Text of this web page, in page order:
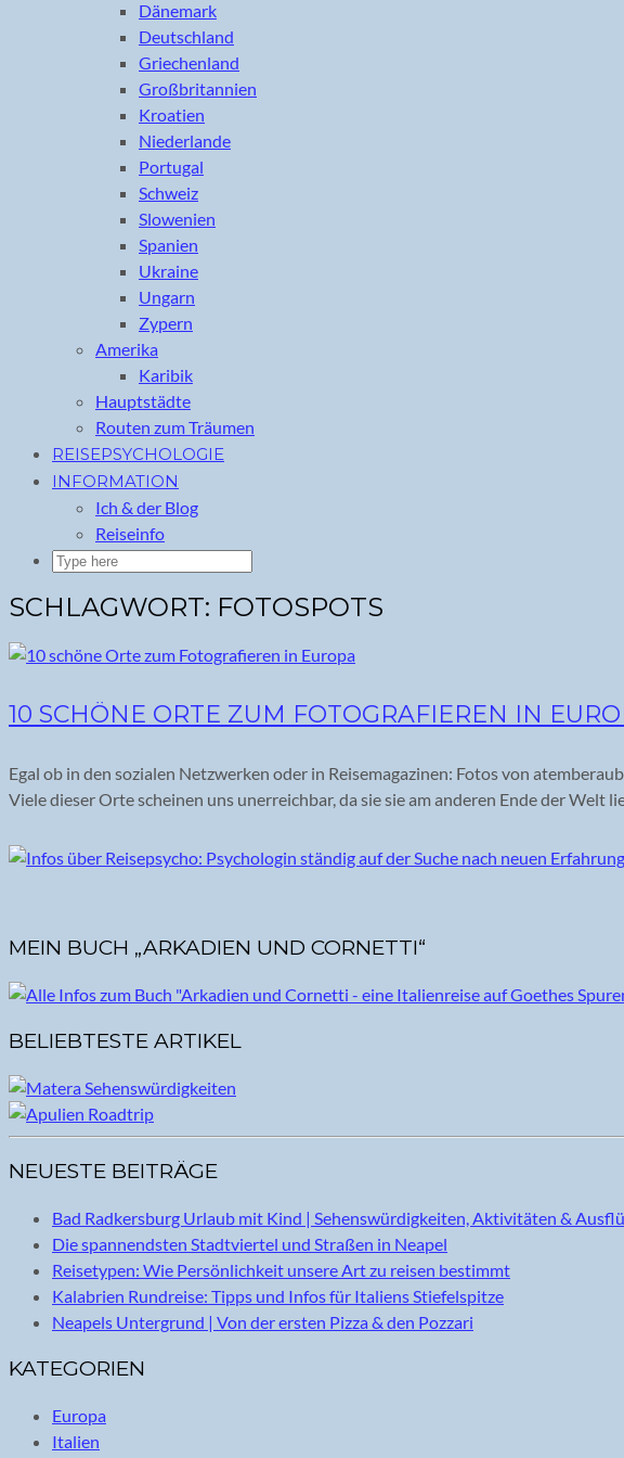
Dänemark
Deutschland
Griechenland
Großbritannien
Kroatien
Niederlande
Portugal
Schweiz
Slowenien
Spanien
Ukraine
Ungarn
Zypern
Amerika
Karibik
Hauptstädte
Routen zum Träumen
REISEPSYCHOLOGIE
INFORMATION
Ich & der Blog
Reiseinfo
SCHLAGWORT: FOTOSPOTS
10 SCHÖNE ORTE ZUM FOTOGRAFIEREN IN
Egal ob in den sozialen Netzwerken oder in Reisemagazinen: Fotos von
Viele dieser Orte scheinen uns unerreichbar, da sie sie am anderen Ende der Welt
MEIN BUCH „ARKADIEN UND CORNETTI“
BELIEBTESTE ARTIKEL
NEUESTE BEITRÄGE
Bad Radkersburg Urlaub mit Kind | Sehenswürdigkeiten, Aktivitäten &
Die spannendsten Stadtviertel und Straßen in Neapel
Reisetypen: Wie Persönlichkeit unsere Art zu reisen bestimmt
Kalabrien Rundreise: Tipps und Infos für Italiens Stiefelspitze
Neapels Untergrund | Von der ersten Pizza & den Pozzari
KATEGORIEN
Europa
Italien